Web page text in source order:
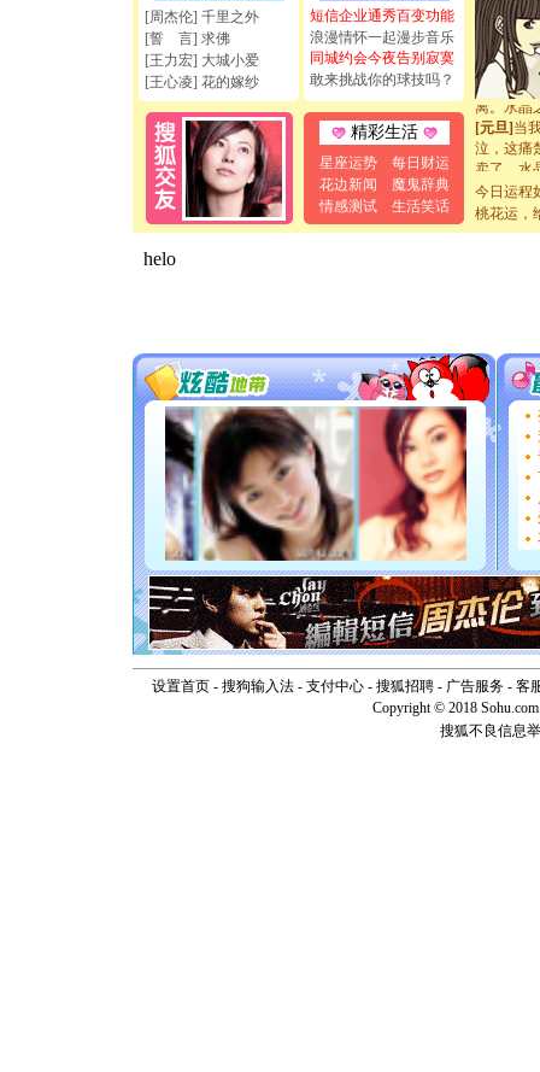
[周杰伦] 千里之外
[誓 言] 求佛
[王力宏] 大城小爱
[王心凌] 花的嫁纱
短信企业通秀百变功能
浪漫情怀一起漫步音乐
同城约会今夜告别寂寞
敢来挑战你的球技吗？
精彩生活
星座运势
每日财运
花边新闻
魔鬼辞典
情感测试
生活笑话
断电。爱
你是我
[元旦]如
起；二是
离。水晶
[元旦]当
泣，这痛
卖了。水
[春节]
风
颜！冬去
道一声平
[春节]传
[圣诞节]
能正大
天都要快
[圣诞节]
如意,快
[元旦]
看
断电。
你是我
[元旦]
如
起；二
离。水
[元旦]当
泣，这痛
卖了。水
[春节]风
颜！冬去
道一声平
[春节] 传
片叶子是
今日运程
桃花运，
设置首页- 搜狗输入法- 支付中心- 搜狐招聘- 广告服务- 客
Copyright © 2018
搜狐不良信息